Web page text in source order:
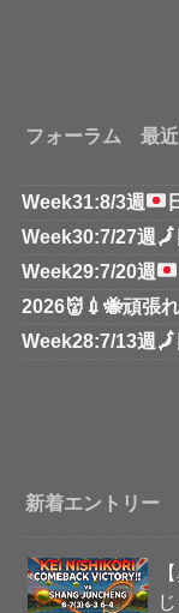
フォーラム 最近
Week31:8/3週
Week30:7/27週 🗾
Week29:7/20週
2026👹💉🐝頑張
Week28:7/13週 🗾
新着エントリー